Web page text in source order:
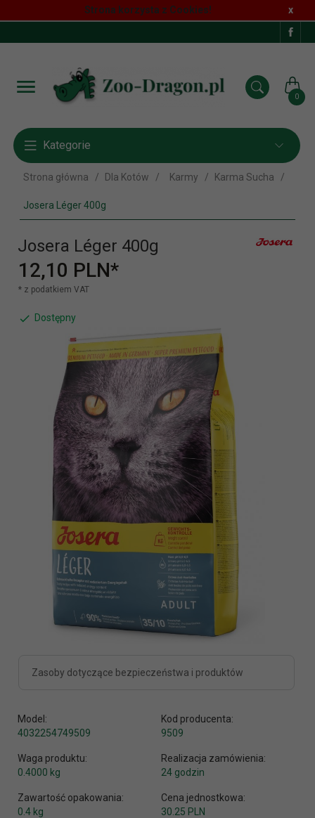
Strona korzysta z Cookies! x
0
Kategorie
Strona główna Dla Kotów Karmy Karma Sucha
Josera Léger 400g
Josera Léger 400g
12,10 PLN*
* z podatkiem VAT
Dostępny
Zasoby dotyczące bezpieczeństwa i produktów
Model:
4032254749509
Kod producenta:
9509
Waga produktu:
0.4000 kg
Realizacja zamówienia:
24 godzin
Zawartość opakowania:
0.4 kg
Cena jednostkowa:
30.25 PLN